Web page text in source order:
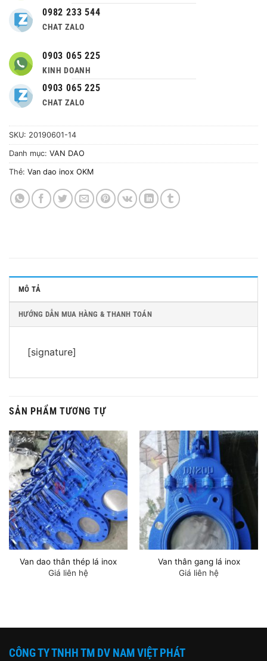
0982 233 544
CHAT ZALO
0903 065 225
KINH DOANH
0903 065 225
CHAT ZALO
SKU: 20190601-14
Danh mục: VAN DAO
Thẻ: Van dao inox OKM
MÔ TẢ
HƯỚNG DẪN MUA HÀNG & THANH TOÁN
[signature]
SẢN PHẨM TƯƠNG TỰ
Van dao thân thép lá inox
Giá liên hệ
Van thân gang lá inox
Giá liên hệ
CÔNG TY TNHH TM DV NAM VIỆT PHÁT